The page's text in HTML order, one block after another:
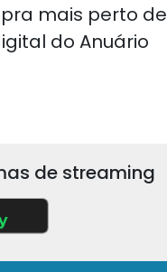
mais perto de
do Anuário
de streaming